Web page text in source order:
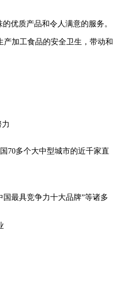
优质产品和令人满意的服务。
加工食品的安全卫生，带动和
70多个大中型城市的近千家直
最具竞争力十大品牌”等诸多